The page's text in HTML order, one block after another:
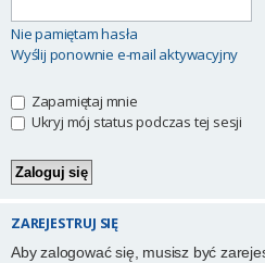
Nie pamiętam hasła
Wyślij ponownie e-mail aktywacyjny
Zapamiętaj mnie
Ukryj mój status podczas tej sesji
ZAREJESTRUJ SIĘ
Aby zalogować się, musisz być